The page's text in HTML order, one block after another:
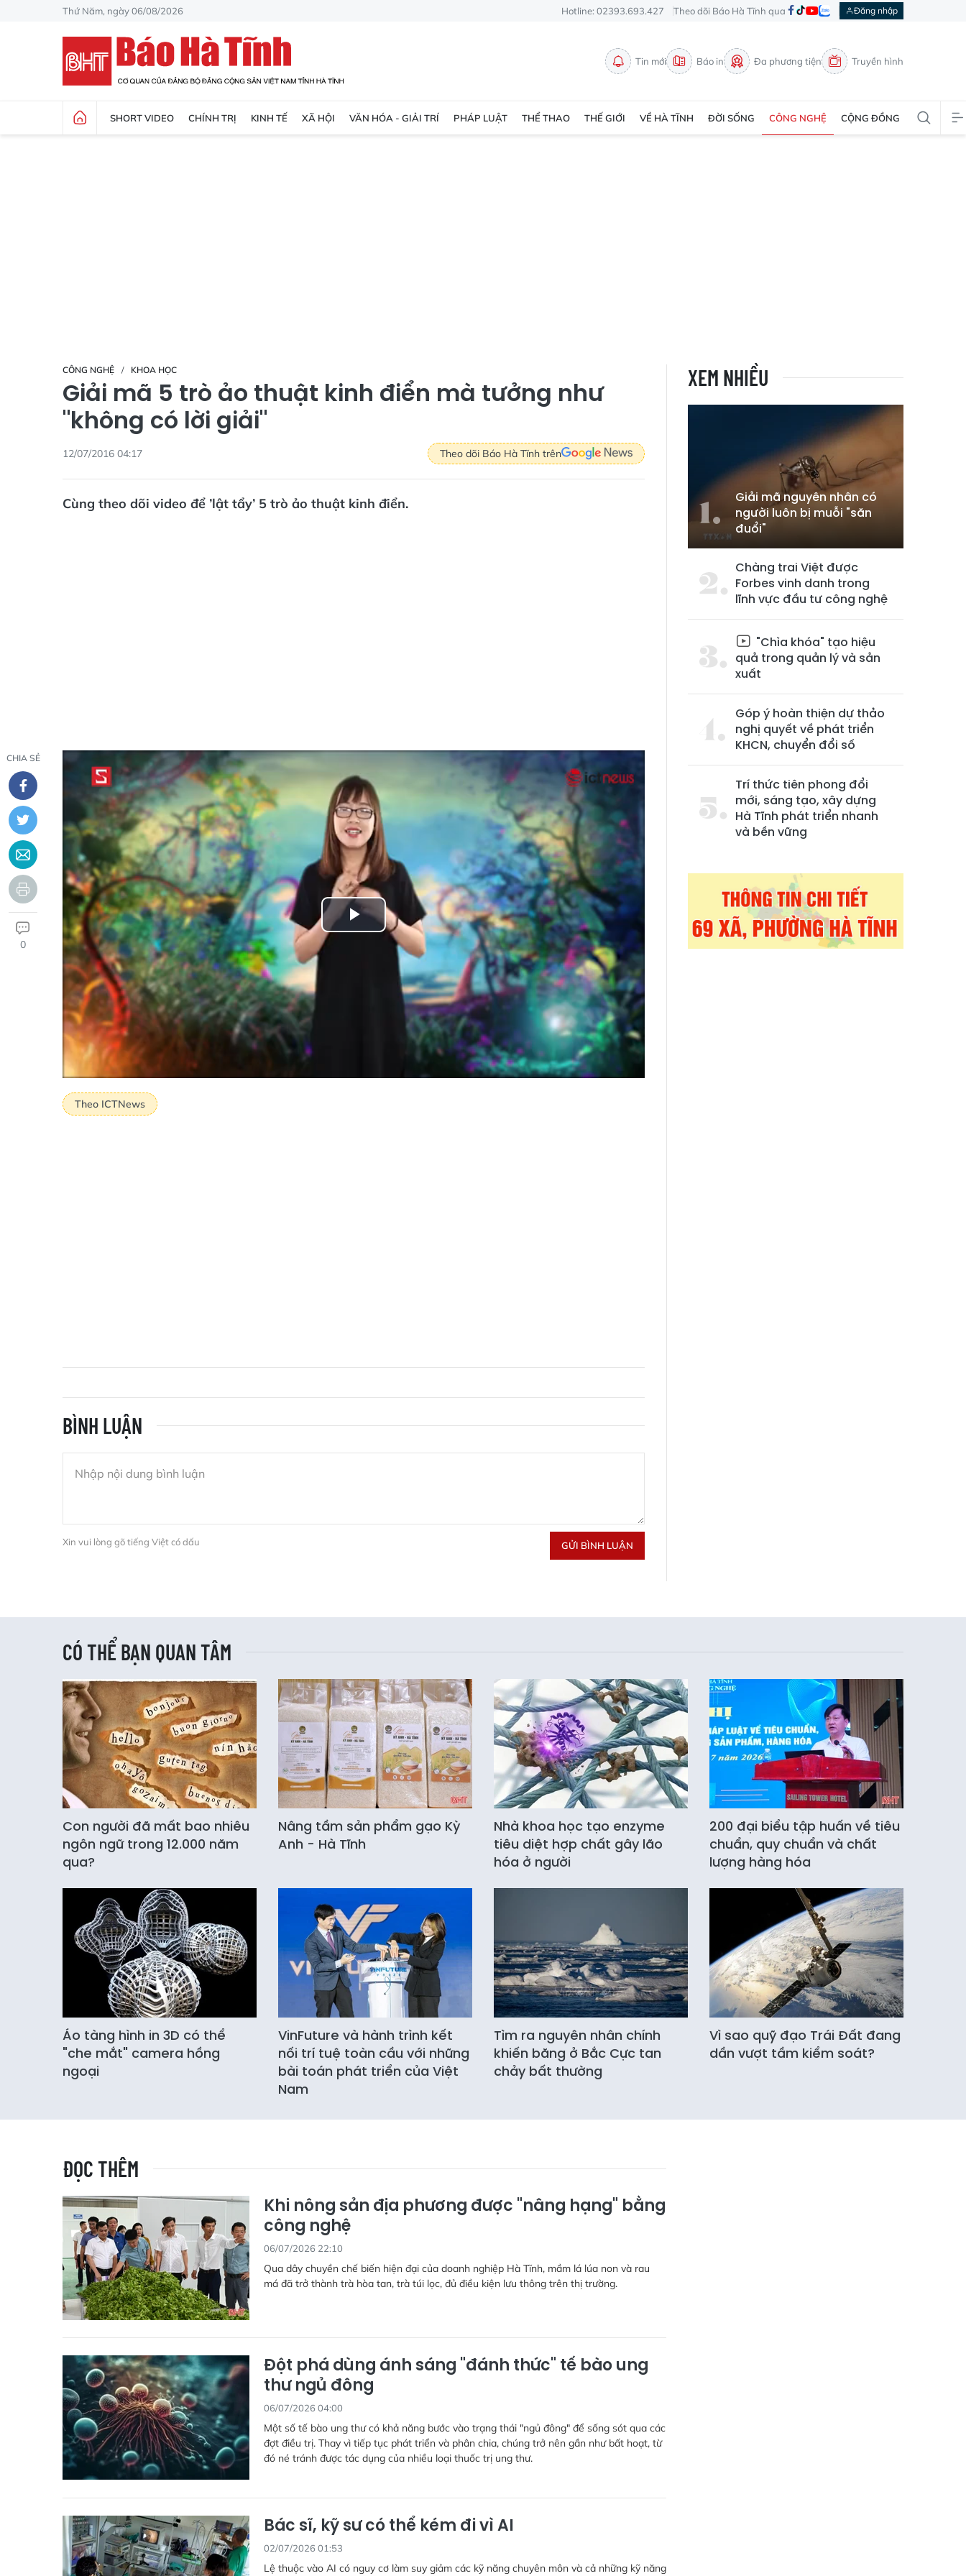
Thứ Năm, ngày 06/08/2026 Hotline: 02393.693.427 Theo dõi Báo Hà Tĩnh qua Đăng nhập
Tin mới Báo in Đa phương tiện Truyền hình
SHORT VIDEO CHÍNH TRỊ KINH TẾ XÃ HỘI VĂN HÓA - GIẢI TRÍ PHÁP LUẬT THỂ THAO THẾ GIỚI VỀ HÀ TĨNH ĐỜI SỐNG CÔNG NGHỆ CỘNG ĐỒNG
CÔNG NGHỆ KHOA HỌC
Giải mã 5 trò ảo thuật kinh điển mà tưởng như
"không có lời giải"
12/07/2016 04:17 Theo dõi Báo Hà Tĩnh trên
Cùng theo dõi video để ’lật tẩy’ 5 trò ảo thuật kinh điển.
CHIA SẺ
0
Play
Video
Theo ICTNews
BÌNH LUẬN
Xin vui lòng gõ tiếng Việt có dấu GỬI BÌNH LUẬN
XEM NHIỀU
Giải mã nguyên nhân có
người luôn bị muỗi "săn
đuổi"
Chàng trai Việt được
Forbes vinh danh trong
lĩnh vực đầu tư công nghệ
"Chìa khóa" tạo hiệu
quả trong quản lý và sản
xuất
Góp ý hoàn thiện dự thảo
nghị quyết về phát triển
KHCN, chuyển đổi số
Trí thức tiên phong đổi
mới, sáng tạo, xây dựng
Hà Tĩnh phát triển nhanh
và bền vững
CÓ THỂ BẠN QUAN TÂM
Con người đã mất bao nhiêu
ngôn ngữ trong 12.000 năm
qua?
Nâng tầm sản phẩm gạo Kỳ
Anh - Hà Tĩnh
Nhà khoa học tạo enzyme
tiêu diệt hợp chất gây lão
hóa ở người
200 đại biểu tập huấn về tiêu
chuẩn, quy chuẩn và chất
lượng hàng hóa
Áo tàng hình in 3D có thể
"che mắt" camera hồng
ngoại
VinFuture và hành trình kết
nối trí tuệ toàn cầu với những
bài toán phát triển của Việt
Nam
Tìm ra nguyên nhân chính
khiến băng ở Bắc Cực tan
chảy bất thường
Vì sao quỹ đạo Trái Đất đang
dần vượt tầm kiểm soát?
ĐỌC THÊM
Khi nông sản địa phương được "nâng hạng" bằng
công nghệ
06/07/2026 22:10
Qua dây chuyền chế biến hiện đại của doanh nghiệp Hà Tĩnh, mầm lá lúa non và rau
má đã trở thành trà hòa tan, trà túi lọc, đủ điều kiện lưu thông trên thị trường.
Đột phá dùng ánh sáng "đánh thức" tế bào ung
thư ngủ đông
06/07/2026 04:00
Một số tế bào ung thư có khả năng bước vào trạng thái "ngủ đông" để sống sót qua các
đợt điều trị. Thay vì tiếp tục phát triển và phân chia, chúng trở nên gần như bất hoạt, từ
đó né tránh được tác dụng của nhiều loại thuốc trị ung thư.
Bác sĩ, kỹ sư có thể kém đi vì AI
02/07/2026 01:53
Lệ thuộc vào AI có nguy cơ làm suy giảm các kỹ năng chuyên môn và cả những kỹ năng